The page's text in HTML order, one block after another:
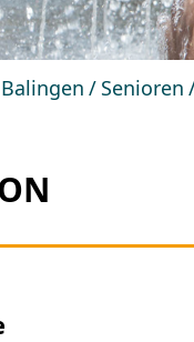
Senioren